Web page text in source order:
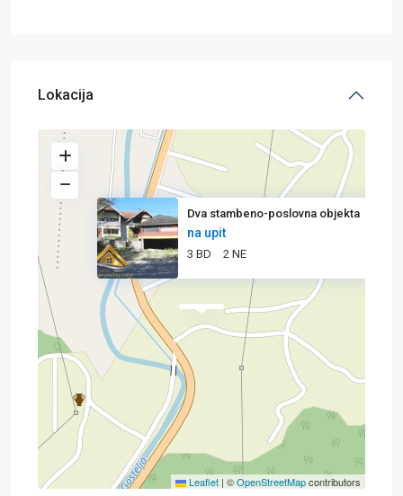
Lokacija
Dva stambeno-poslovna objekta
na upit
3 BD 2 NE
Leaflet | ©OpenStreetMapcontributors